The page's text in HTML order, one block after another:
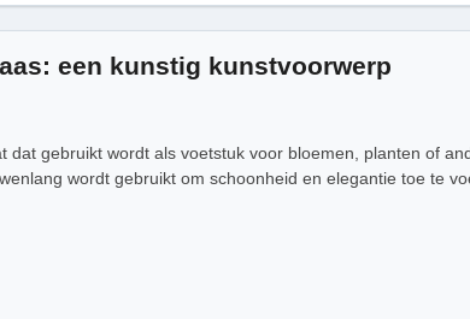
een kunstig kunstvoorwerp
dat gebruikt wordt als voetstuk voor bloemen, planten of
wordt gebruikt om schoonheid en elegantie toe te